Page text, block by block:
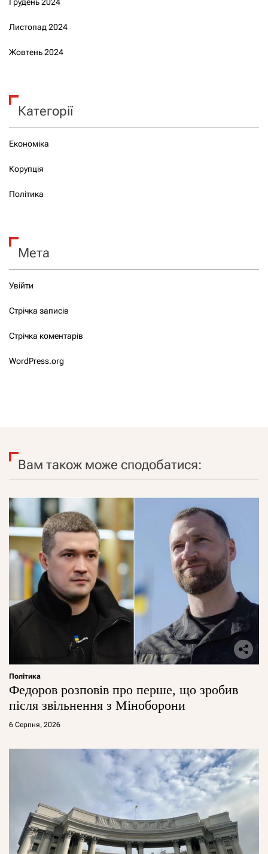
Листопад 2024
Жовтень 2024
Категорії
Економіка
Корупція
Політика
Мета
Увійти
Стрічка записів
Стрічка коментарів
WordPress.org
Вам також може сподобатися:
Політика
Федоров розповів про перше, що зробив
після звільнення з Міноборони
6 Серпня, 2026